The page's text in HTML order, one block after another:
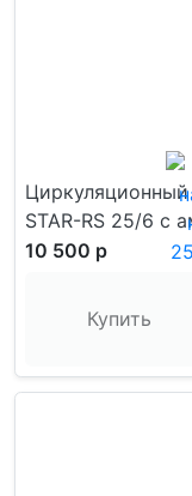
STAR-RS 25/6 с
10 500 р
Купить